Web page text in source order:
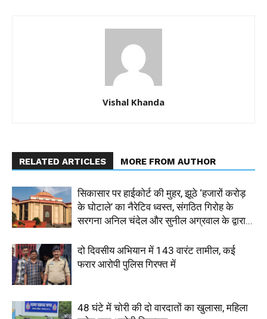
Vishal Khanda
RELATED ARTICLES MORE FROM AUTHOR
सिकासार पर हाईकोर्ट की मुहर, झूठे ‘हजारों करोड़
के घोटाले’ का नैरेटिव ध्वस्त, संगठित गिरोह के
सरगना अनिल चंदेल और सुनील अग्रवाल के द्वारा...
दो दिवसीय अभियान में 143 वारंट तामील, कई
फरार आरोपी पुलिस गिरफ्त में
48 घंटे में चोरी की दो वारदातों का खुलासा, महिला